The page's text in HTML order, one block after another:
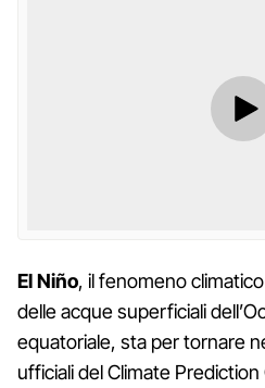
El Niño, il fenomeno
delle acque superficiali
equatoriale, sta per tornare
ufficiali del Climate